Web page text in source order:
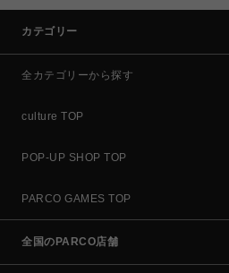
カテゴリー
全カテゴリーから探す
culture TOP
POP-UP SHOP TOP
PARCO GAMES TOP
全国のPARCO店舗